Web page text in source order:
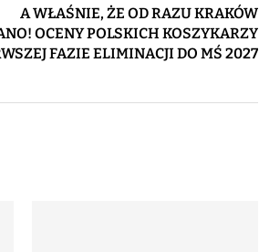
A WŁAŚNIE, ŻE OD RAZU KRAKÓW
OCENY POLSKICH KOSZYKARZY
FAZIE ELIMINACJI DO MŚ 2027